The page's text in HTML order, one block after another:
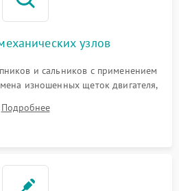
узлов
и сальников с применением
изношенных щеток двигателя,
резиновой манжеты.
Подробнее